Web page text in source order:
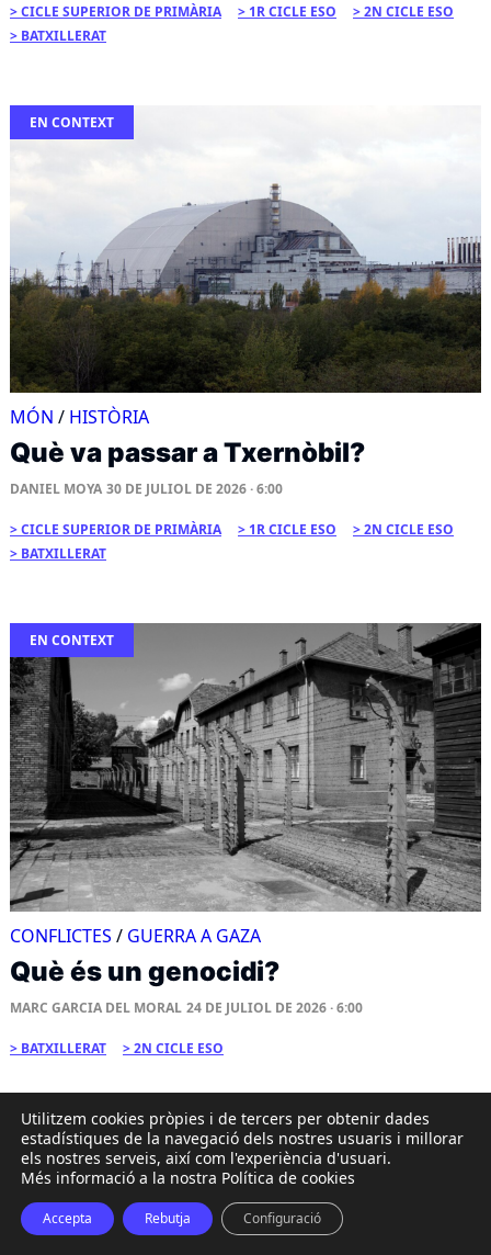
CICLE SUPERIOR DE PRIMÀRIA 1R CICLE ESO
2N CICLE ESO
BATXILLERAT
EN CONTEXT
MÓN / HISTÒRIA
Què va passar a Txernòbil?
DANIEL MOYA 30 DE JULIOL DE 2026 · 6:00
CICLE SUPERIOR DE PRIMÀRIA 1R CICLE ESO
2N CICLE ESO
BATXILLERAT
EN CONTEXT
CONFLICTES / GUERRA A GAZA
Què és un genocidi?
MARC GARCIA DEL MORAL 24 DE JULIOL DE 2026 · 6:00
BATXILLERAT 2N CICLE ESO
EN CONTEXT
Utilitzem cookies pròpies i de tercers per obtenir dades
estadístiques de la navegació dels nostres usuaris i millorar
els nostres serveis, així com l'experiència d'usuari.
Més informació a la nostra Política de cookies
Accepta Rebutja Configuració